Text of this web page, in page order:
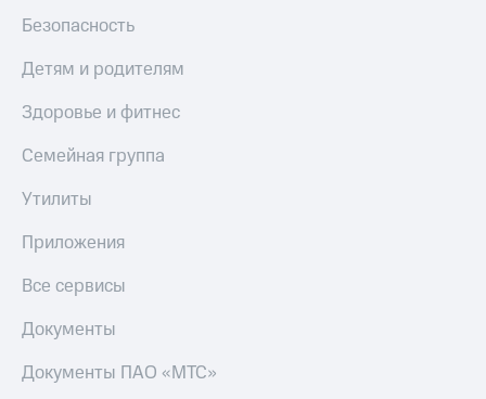
Безопасность
Детям и родителям
Здоровье и фитнес
Семейная группа
Утилиты
Приложения
Все сервисы
Документы
Документы ПАО «МТС»